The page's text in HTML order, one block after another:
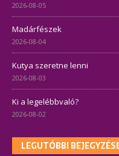
2026-08-05
Madárfészek
2026-08-04
Kutya szeretne lenni
2026-08-03
Ki a legelébbvaló?
2026-08-02
LEGUTÓBBI